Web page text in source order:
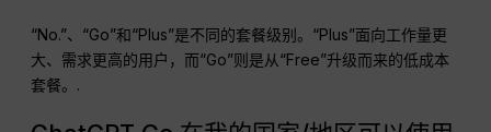
“No.”、“Go”和“Plus”是不同的套餐级别。“Plus”面向工作量更
大、需求更高的用户，而“Go”则是从“Free”升级而来的低成本
套餐。.